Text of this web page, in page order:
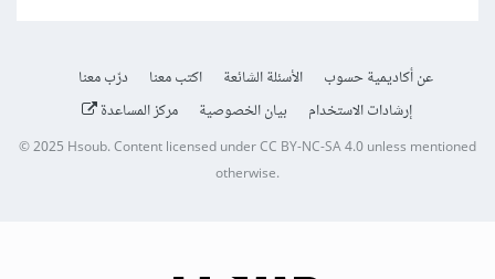
عن أكاديمية حسوب الأسئلة الشائعة اكتب معنا
درّب معنا
إرشادات الاستخدام
بيان الخصوصية مركز المساعدة
© 2025Hsoub.Content licensed underCC BY-NC-SA 4.0unless mentioned
otherwise.